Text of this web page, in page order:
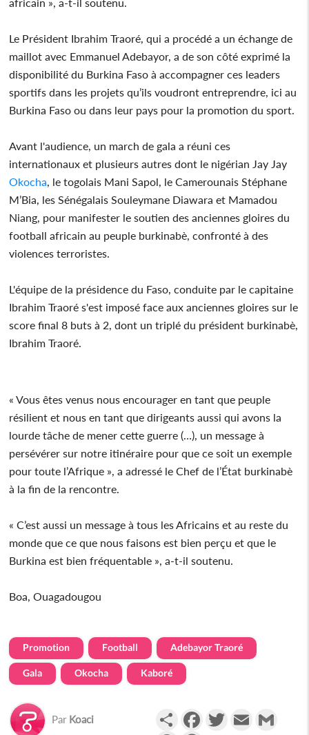
Le Président Ibrahim Traoré, qui a procédé a un échange de
maillot avec Emmanuel Adebayor, a de son côté exprimé la
disponibilité du Burkina Faso à accompagner ces leaders
sportifs dans les projets qu’ils voudront entreprendre, ici au
Burkina Faso ou dans leur pays pour la promotion du sport.
Avant l'audience, un march de gala a réuni ces
internationaux et plusieurs autres dont le nigérian Jay Jay
Okocha, le togolais Mani Sapol, le Camerounais Stéphane
M’Bia, les Sénégalais Souleymane Diawara et Mamadou
Niang, pour manifester le soutien des anciennes gloires du
football africain au peuple burkinabè, confronté à des
violences terroristes.
L'équipe de la présidence du Faso, conduite par le capitaine
Ibrahim Traoré s'est imposé face aux anciennes gloires sur le
score final 8 buts à 2, dont un triplé du président burkinabè,
Ibrahim Traoré.
« Vous êtes venus nous encourager en tant que peuple
résilient et nous en tant que dirigeants aussi qui avons la
lourde tâche de mener cette guerre (…), un message à
persévérer sur notre itinéraire pour que ce soit un exemple
pour toute l’Afrique », a adressé le Chef de l’État burkinabè
à la fin de la rencontre.
« C’est aussi un message à tous les Africains et au reste du
monde que ce que nous faisons est bien perçu et que le
Burkina est bien fréquentable », a-t-il soutenu.
Boa, Ouagadougou
Promotion Football Adebayor Traoré
Gala Okocha Kaboré
Par Koaci PartagerFacebookTwitterEmail